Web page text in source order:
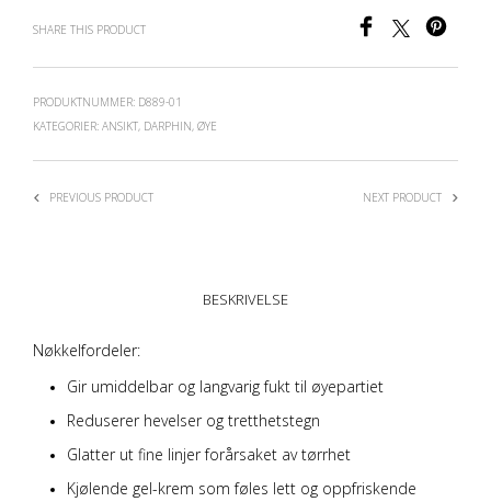
SHARE THIS PRODUCT
PRODUKTNUMMER: D889-01
KATEGORIER: ANSIKT, DARPHIN, ØYE
PREVIOUS PRODUCT NEXT PRODUCT
BESKRIVELSE
Nøkkelfordeler:
Gir umiddelbar og langvarig fukt til øyepartiet
Reduserer hevelser og tretthetstegn
Glatter ut fine linjer forårsaket av tørrhet
Kjølende gel-krem som føles lett og oppfriskende